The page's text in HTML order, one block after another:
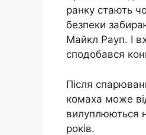
ранку стають
безпеки
Майкл Рауп. І
сподобався
Після
комаха може
вилуплюються
років.